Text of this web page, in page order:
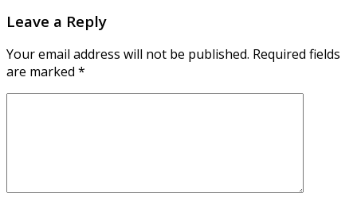
Leave a Reply
Your email address will not be published. Required fields
are marked *